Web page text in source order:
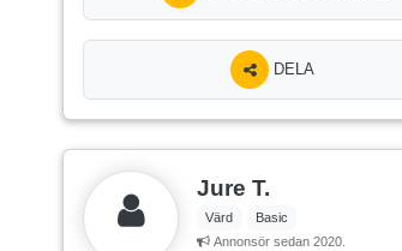
DELA
Jure T.
Värd
Basic
Annonsör sedan 2020.